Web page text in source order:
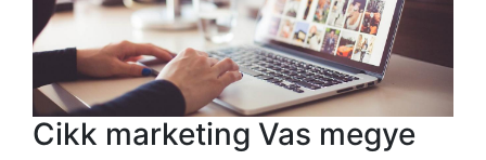
Cikk marketing Vas megye